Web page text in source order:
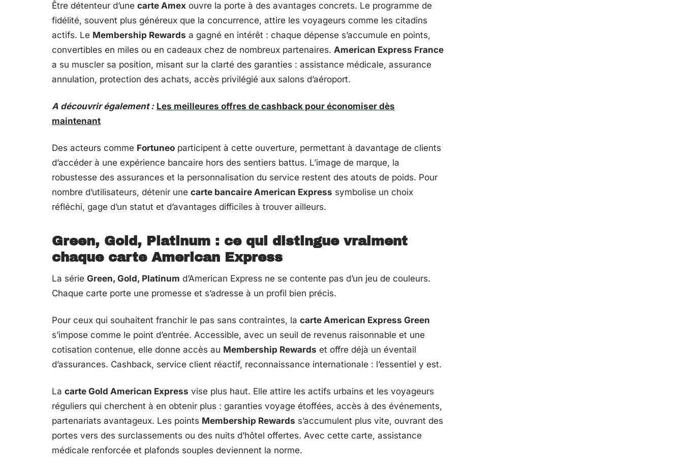
Être détenteur d’une carte Amex ouvre la porte à des avantages concrets. Le programme de
fidélité, souvent plus généreux que la concurrence, attire les voyageurs comme les citadins
actifs. Le Membership Rewards a gagné en intérêt : chaque dépense s’accumule en points,
convertibles en miles ou en cadeaux chez de nombreux partenaires. American Express France
a su muscler sa position, misant sur la clarté des garanties : assistance médicale, assurance
annulation, protection des achats, accès privilégié aux salons d’aéroport.
A découvrir également : Les meilleures offres de cashback pour économiser dès
maintenant
Des acteurs comme Fortuneo participent à cette ouverture, permettant à davantage de clients
d’accéder à une expérience bancaire hors des sentiers battus. L’image de marque, la
robustesse des assurances et la personnalisation du service restent des atouts de poids. Pour
nombre d’utilisateurs, détenir une carte bancaire American Express symbolise un choix
réfléchi, gage d’un statut et d’avantages difficiles à trouver ailleurs.
Green, Gold, Platinum : ce qui distingue vraiment
chaque carte American Express
La série Green, Gold, Platinum d’American Express ne se contente pas d’un jeu de couleurs.
Chaque carte porte une promesse et s’adresse à un profil bien précis.
Pour ceux qui souhaitent franchir le pas sans contraintes, la carte American Express Green
s’impose comme le point d’entrée. Accessible, avec un seuil de revenus raisonnable et une
cotisation contenue, elle donne accès au Membership Rewards et offre déjà un éventail
d’assurances. Cashback, service client réactif, reconnaissance internationale : l’essentiel y est.
La carte Gold American Express vise plus haut. Elle attire les actifs urbains et les voyageurs
réguliers qui cherchent à en obtenir plus : garanties voyage étoffées, accès à des événements,
partenariats avantageux. Les points Membership Rewards s’accumulent plus vite, ouvrant des
portes vers des surclassements ou des nuits d’hôtel offertes. Avec cette carte, assistance
médicale renforcée et plafonds souples deviennent la norme.